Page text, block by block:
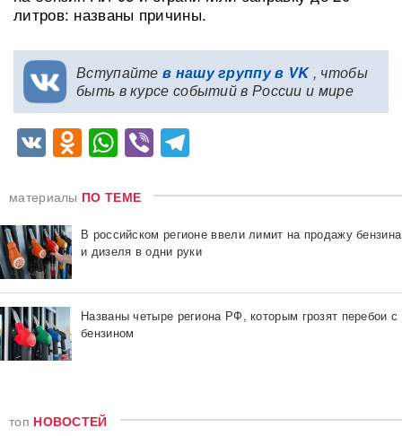
литров: названы причины.
Вступайте в нашу группу в VK, чтобы
быть в курсе событий в России и мире
VKOdnoklassniki
WhatsApp
Viber
материалы ПО ТЕМЕ
В российском регионе ввели лимит на продажу бензина
и дизеля в одни руки
Названы четыре региона РФ, которым грозят перебои с
бензином
топ НОВОСТЕЙ